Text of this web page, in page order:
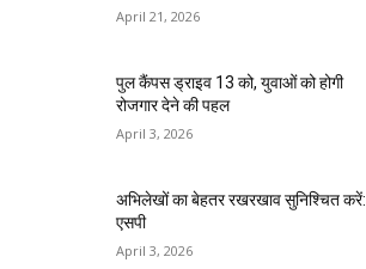
April 21, 2026
पुल कैंपस ड्राइव 13 को, युवाओं को होगी
रोजगार देने की पहल
April 3, 2026
अभिलेखों का बेहतर रखरखाव सुनिश्चित करें:
एसपी
April 3, 2026